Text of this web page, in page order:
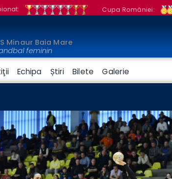
Cupa României:
Minaur Baia Mare
feminin
Echipa Știri Bilete Galerie
Club
Fotbal